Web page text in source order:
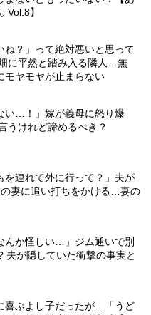
Vol.8】
ね？」って絶対悪いと思って
に平然と踏み入る隣人…無
モヤモヤが止まらない
い…！」嫁が義母に怒り爆
うけれど諦めるべき？
を連れて外に行って？」夫が
妻に追い打ちをかける…妻の
んか怪しい…」ジム通いで別
夫が隠していた衝撃の事実と
喜ぶよし子だったが…「うど